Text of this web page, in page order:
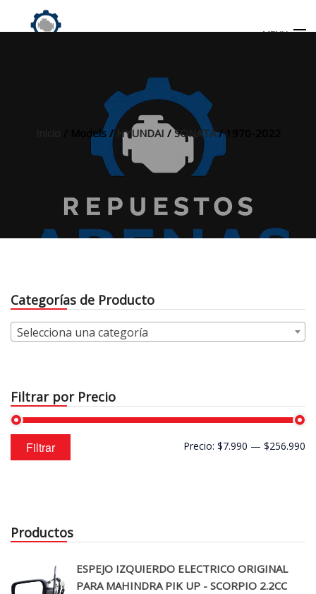
MENU
/ Models / HYUNDAI /SONATA/ 1970-2022
Categorías de Producto
Selecciona una categoría
Filtrar por Precio
Precio
mínimo
Precio
máximo
Filtrar Precio: $7.990 — $256.990
Productos
ESPEJO IZQUIERDO ELECTRICO ORIGINAL
PARA MAHINDRA PIK UP - SCORPIO 2.2CC